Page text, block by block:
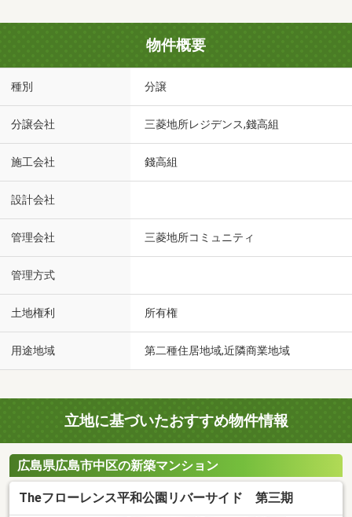
物件概要
種別 分譲
分譲会社 三菱地所レジデンス,錢高組
施工会社 錢高組
設計会社
管理会社 三菱地所コミュニティ
管理方式
土地権利 所有権
用途地域 第二種住居地域,近隣商業地域
立地に基づいたおすすめ物件情報
広島県広島市中区の新築マンション
Theフローレンス平和公園リバーサイド 第三期